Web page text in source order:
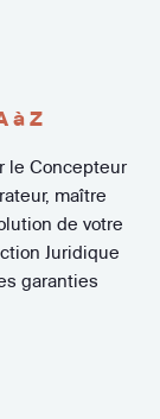
à Z
le Concepteur
maître
de votre
Juridique
garanties